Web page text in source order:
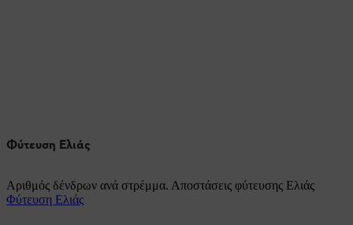
Φύτευση Ελιάς
Αριθμός δένδρων ανά στρέμμα. Αποστάσεις φύτευσης Ελιάς
Φύτευση Ελιάς